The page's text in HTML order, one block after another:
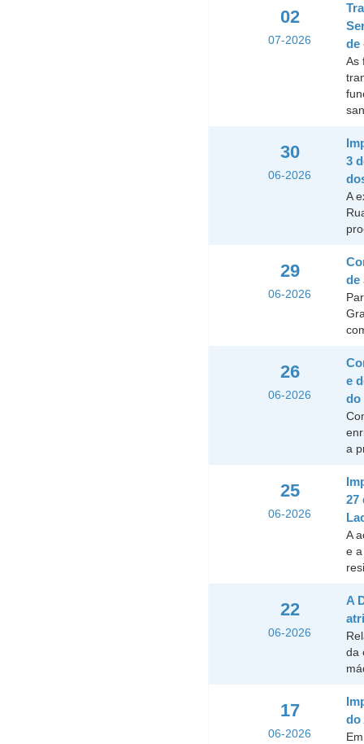
02
07-2026
de
As
30
06-2026
3
A
29
06-2026
de
26
06-2026
e
do
a
25
06-2026
27
A
e
22
06-2026
A
da
17
06-2026
do